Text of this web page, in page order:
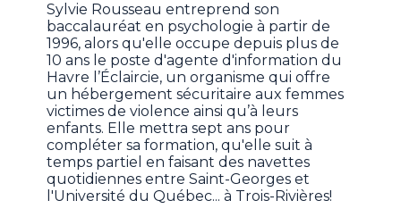
Sylvie Rousseau entreprend son
baccalauréat en psychologie à partir de
1996, alors qu'elle occupe depuis plus de
10 ans le poste d'agente d'information du
Havre l’Éclaircie, un organisme qui offre
un hébergement sécuritaire aux femmes
victimes de violence ainsi qu’à leurs
enfants. Elle mettra sept ans pour
compléter sa formation, qu'elle suit à
temps partiel en faisant des navettes
quotidiennes entre Saint-Georges et
l'Université du Québec... à Trois-Rivières!